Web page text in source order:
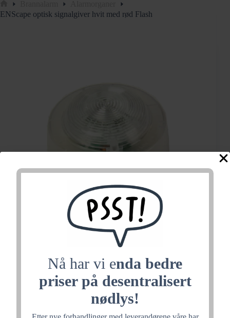
Nå har vi enda bedre
priser på desentralisert
nødlys!
Hjem
ENScape optisk signalgiver hvit med rød Flash
ENScape optisk
signalgiver hvit med rød